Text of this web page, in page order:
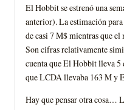
El Hobbit se estrenó una
anterior). La estimación
de casi 7 M$ mientras que
Son cifras relativamente
cuenta que El Hobbit lleva 5
que LCDA llevaba 163 M y
Hay que pensar otra cosa…